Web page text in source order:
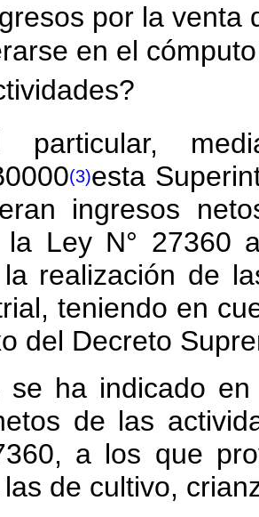
por la venta
en el
particular,
(3)esta
ingresos
la Ley N° 27360
realización de
teniendo en
del Decreto
se ha indicado
de las
a los que
de cultivo,